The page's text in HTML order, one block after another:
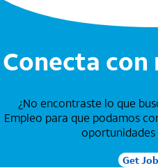
Conecta
¿No encontraste lo que
Empleo para que podamos
oportunidades
Get